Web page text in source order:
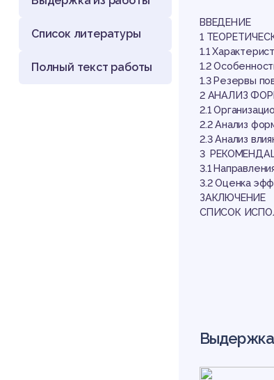
и
Список литературы
Полный текст работы
ВВЕДЕНИЕ
1
1.1
1.2
1.3 Резервы
2 АНАЛИЗ
2.1
2.2 Анализ
2.3 Анализ
3
3.1
3.2 Оценка
ЗАКЛЮЧЕНИЕ
СПИСОК